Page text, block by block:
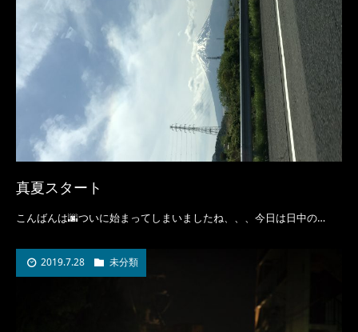
真夏スタート
こんばんは🌆ついに始まってしまいましたね、、、今日は日中の…
2019.7.28 未分類